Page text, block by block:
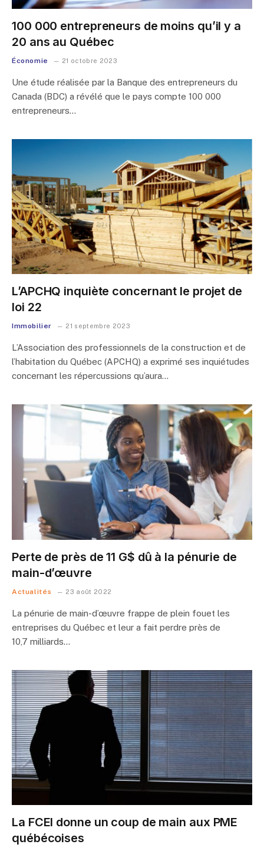
100 000 entrepreneurs de moins qu’il y a
20 ans au Québec
Économie 21 octobre 2023
Une étude réalisée par la Banque des entrepreneurs du
Canada (BDC) a révélé que le pays compte 100 000
entrepreneurs…
L’APCHQ inquiète concernant le projet de
loi 22
Immobilier 21 septembre 2023
L’Association des professionnels de la construction et de
l’habitation du Québec (APCHQ) a exprimé ses inquiétudes
concernant les répercussions qu’aura…
Perte de près de 11 G$ dû à la pénurie de
main-d’œuvre
Actualités 23 août 2022
La pénurie de main-d’œuvre frappe de plein fouet les
entreprises du Québec et leur a fait perdre près de
10,7 milliards…
La FCEI donne un coup de main aux PME
québécoises